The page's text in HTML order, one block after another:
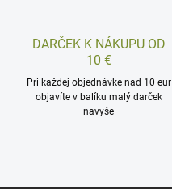
DARČEK K NÁKUPU OD
10 €
Pri každej objednávke nad 10 eur
objavíte v balíku malý darček
navyše